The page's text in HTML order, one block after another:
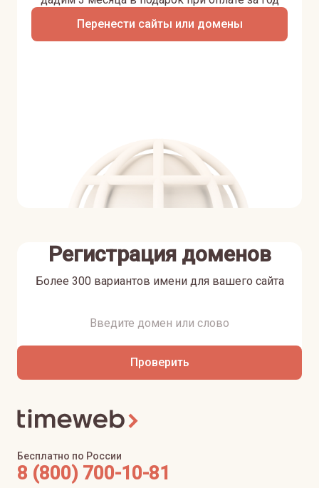
Перенести сайты или домены
Регистрация доменов
Более 300 вариантов имени для вашего сайта
Проверить
Бесплатно по России
8 (800) 700-10-81